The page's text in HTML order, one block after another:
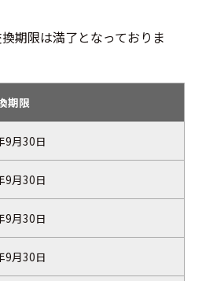
期限は満了となっておりま
期限
9月30日
9月30日
9月30日
9月30日